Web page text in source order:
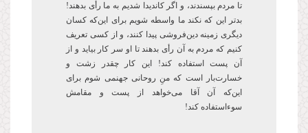
تا مردم بپسندند، و اگر کاندیدا شدیم به ما رأی بدهند!
بدتر این که نکند ما واسطه شویم برای این‌که کسان
دیگری زمینه دین‌فروشی پیدا کنند، و از کسی تعریف
کنیم که مردم به آن رأی ‌بدهند تا او سر کار بیاید و از
آن پست‌ استفاده کند! این کار چقدر زشت و
خسارتبار است که منِ روحانی جهنمی شوم برای
اینکه آن آقا می‌خواهد از پست و مقامش
سوءاستفاده کند!